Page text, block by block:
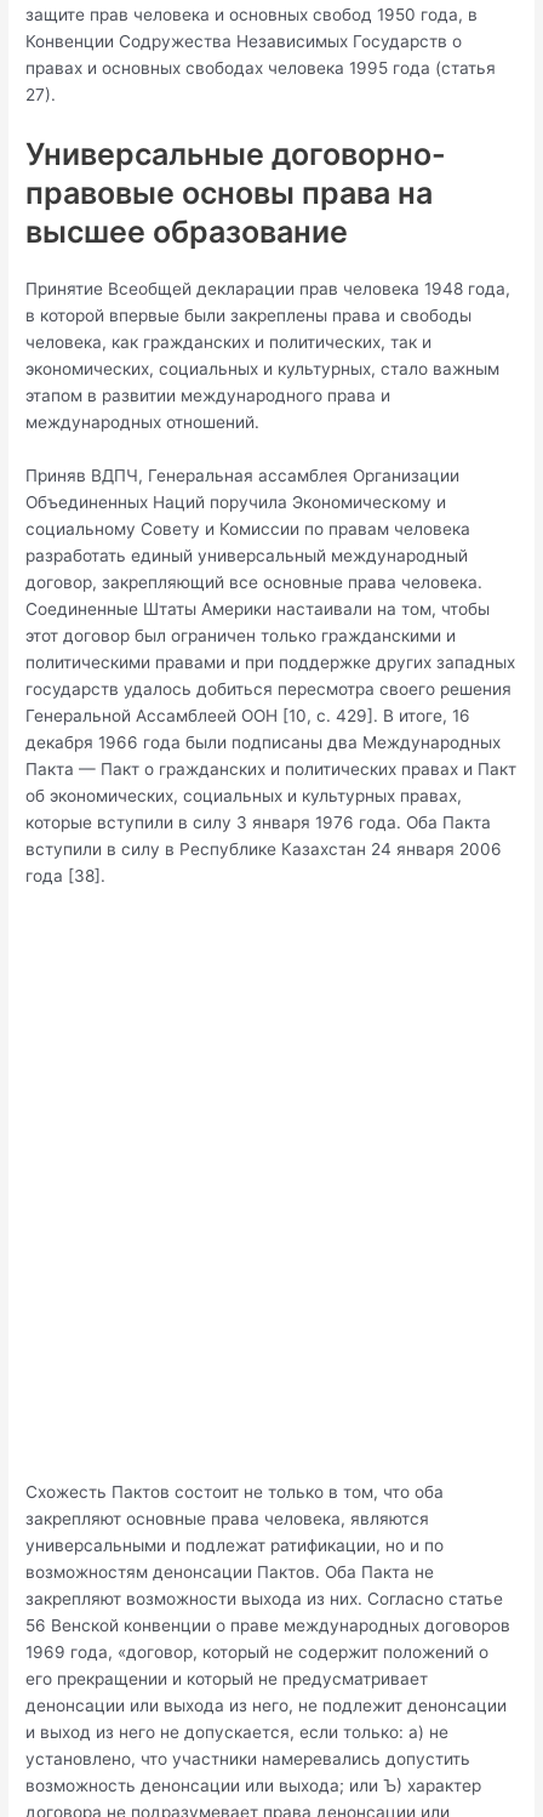
защите прав человека и основных свобод 1950 года, в
Конвенции Содружества Независимых Государств о
правах и основных свободах человека 1995 года (статья
27).
Универсальные договорно-
правовые основы права на
высшее образование
Принятие Всеобщей декларации прав человека 1948 года,
в которой впервые были закреплены права и свободы
человека, как гражданских и политических, так и
экономических, социальных и культурных, стало важным
этапом в развитии международного права и
международных отношений.
Приняв ВДПЧ, Генеральная ассамблея Организации
Объединенных Наций поручила Экономическому и
социальному Совету и Комиссии по правам человека
разработать единый универсальный международный
договор, закрепляющий все основные права человека.
Соединенные Штаты Америки настаивали на том, чтобы
этот договор был ограничен только гражданскими и
политическими правами и при поддержке других западных
государств удалось добиться пересмотра своего решения
Генеральной Ассамблеей ООН [10, с. 429]. В итоге, 16
декабря 1966 года были подписаны два Международных
Пакта — Пакт о гражданских и политических правах и Пакт
об экономических, социальных и культурных правах,
которые вступили в силу 3 января 1976 года. Оба Пакта
вступили в силу в Республике Казахстан 24 января 2006
года [38].
Схожесть Пактов состоит не только в том, что оба
закрепляют основные права человека, являются
универсальными и подлежат ратификации, но и по
возможностям денонсации Пактов. Оба Пакта не
закрепляют возможности выхода из них. Согласно статье
56 Венской конвенции о праве международных договоров
1969 года, «договор, который не содержит положений о
его прекращении и который не предусматривает
денонсации или выхода из него, не подлежит денонсации
и выход из него не допускается, если только: а) не
установлено, что участники намеревались допустить
возможность денонсации или выхода; или Ъ) характер
договора не подразумевает права денонсации или